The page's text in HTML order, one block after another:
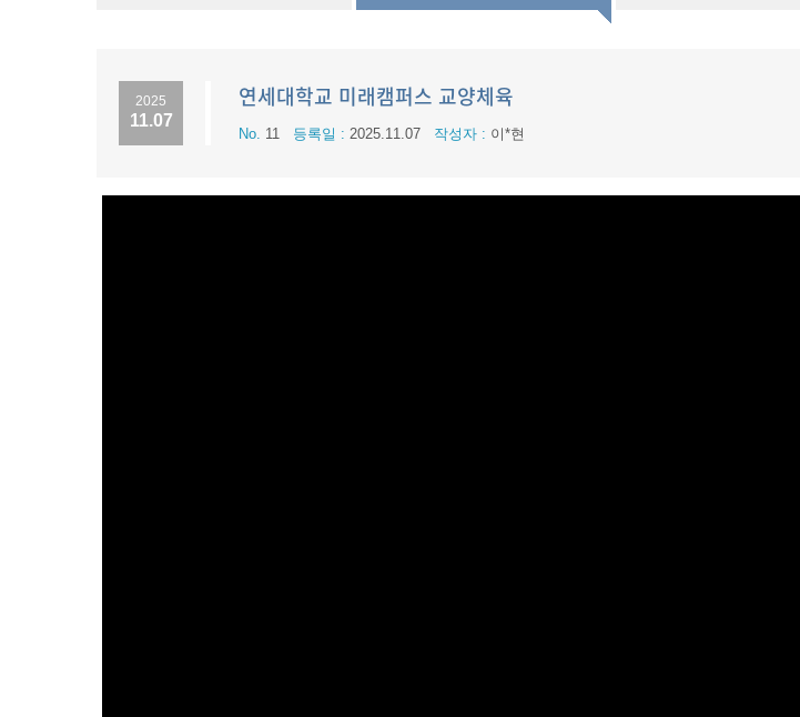
2025
11.07
연세대학교 미래캠퍼스 교양체육
No. 11 등록일 : 2025.11.07 작성자 : 이*현